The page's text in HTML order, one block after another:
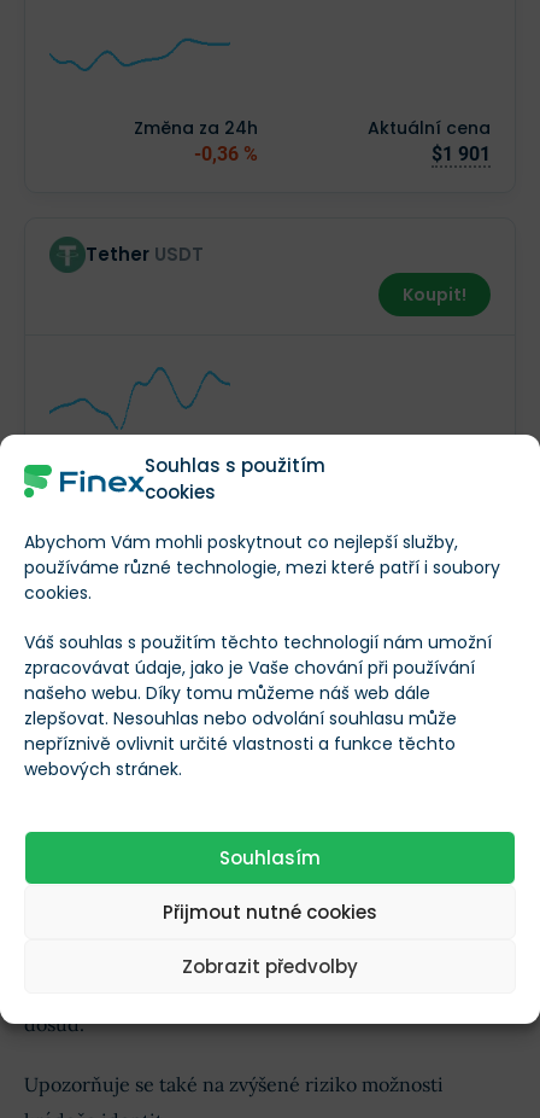
Souhlas s použitím
cookies
Abychom Vám mohli poskytnout co nejlepší služby,
používáme různé technologie, mezi které patří i soubory
cookies.
Váš souhlas s použitím těchto technologií nám umožní
zpracovávat údaje, jako je Vaše chování při používání
našeho webu. Díky tomu můžeme náš web dále
zlepšovat. Nesouhlas nebo odvolání souhlasu může
nepříznivě ovlivnit určité vlastnosti a funkce těchto
webových stránek.
Souhlasím
Přijmout nutné cookies
Zobrazit předvolby
Změna za 24h
-0,36 %
Aktuální cena
$1 901
Tether USDT
Koupit!
Změna za 24h
+0,03 %
Zobrazit seznam všech kryptoměn
Možné negativní i pozitivní dopady
doporučení
Seznam doporučení čítá celkem 57 stran a ze strany
kryptobyznysu zaznělo mnoho kritických ohlasů.
tvrdých pravidel dojde buď ke
ukončení činnostiněkterých subjektů a osob
působících v kryptobyznyse a nebo přesunu velké
dosud.
Upozorňuje se také na zvýšené riziko možnosti